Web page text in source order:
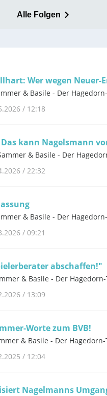
Wer wegen
& Basile - Der
/ 12:18
kann Nagelsmann
& Basile - Der
/ 22:32
& Basile - Der
/ 09:21
abschaffen!"
& Basile - Der
/ 13:09
Worte zum BVB!
& Basile - Der Hagedorn-
/ 12:04
Nagelmanns